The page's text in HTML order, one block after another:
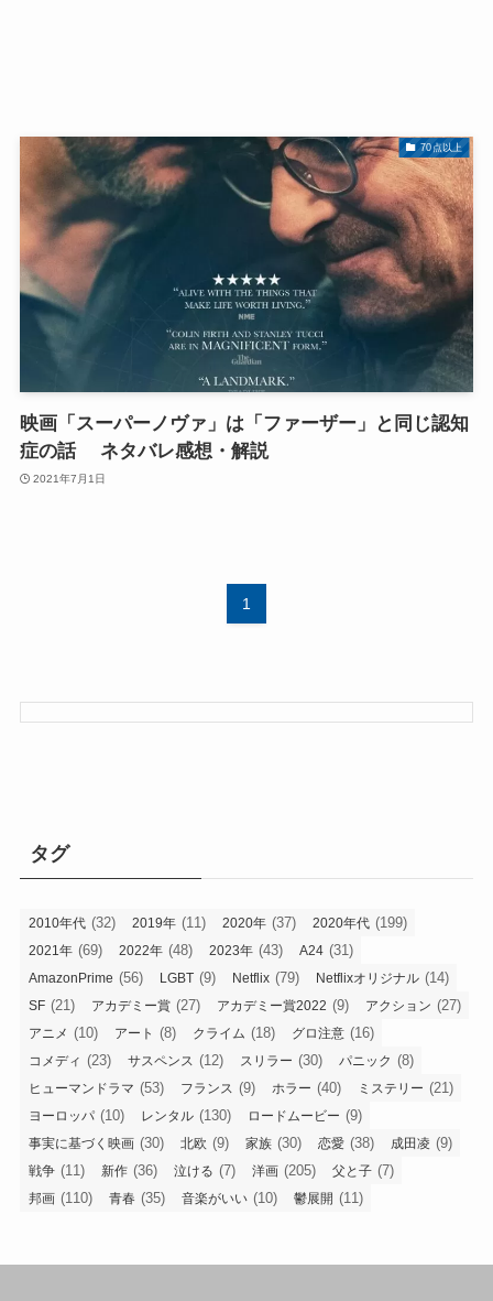
70点以上
映画「スーパーノヴァ」は「ファーザー」と同じ認知
症の話 ネタバレ感想・解説
2021年7月1日
1
タグ
2010年代 (32) 2019年 (11) 2020年 (37) 2020年代 (199)
2021年 (69) 2022年 (48) 2023年 (43) A24 (31)
AmazonPrime (56) LGBT (9) Netflix (79) Netflixオリジナル (14)
SF (21) アカデミー賞 (27) アカデミー賞2022 (9) アクション (27)
アニメ (10) アート (8) クライム (18) グロ注意 (16)
コメディ (23) サスペンス (12) スリラー (30) パニック (8)
ヒューマンドラマ (53) フランス (9) ホラー (40) ミステリー (21)
ヨーロッパ (10) レンタル (130) ロードムービー (9)
事実に基づく映画 (30) 北欧 (9) 家族 (30) 恋愛 (38) 成田凌 (9)
戦争 (11) 新作 (36) 泣ける (7) 洋画 (205) 父と子 (7)
邦画 (110) 青春 (35) 音楽がいい (10) 鬱展開 (11)